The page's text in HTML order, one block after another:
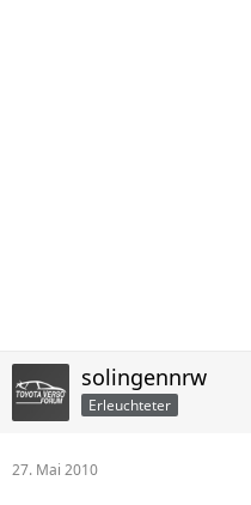
solingennrw
Erleuchteter
27. Mai 2010